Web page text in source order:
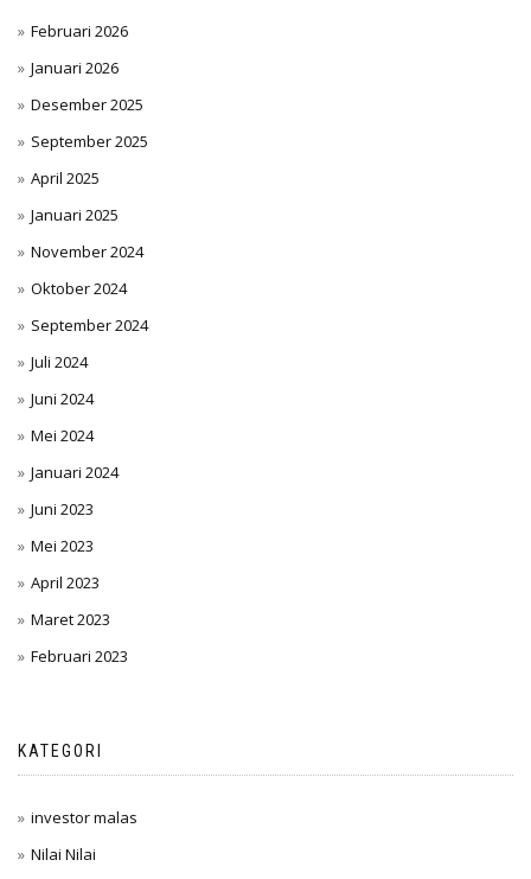
Februari 2026
Januari 2026
Desember 2025
September 2025
April 2025
Januari 2025
November 2024
Oktober 2024
September 2024
Juli 2024
Juni 2024
Mei 2024
Januari 2024
Juni 2023
Mei 2023
April 2023
Maret 2023
Februari 2023
KATEGORI
investor malas
Nilai Nilai